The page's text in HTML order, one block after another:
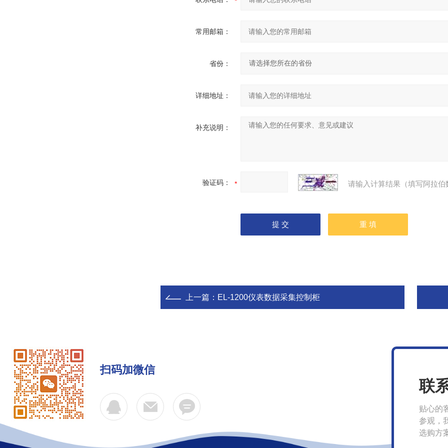
常用邮箱：
省份：
详细地址：
补充说明：
验证码： 请输入计算结果（填写阿拉
上一篇： EL-1200仪表数据采集控制柜
扫码加微信
联
贴心的
参观，
选购方